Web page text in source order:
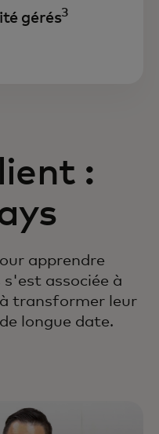
la valeur
gérés3
:
apprendre
associée à
transformer leur
longue date.